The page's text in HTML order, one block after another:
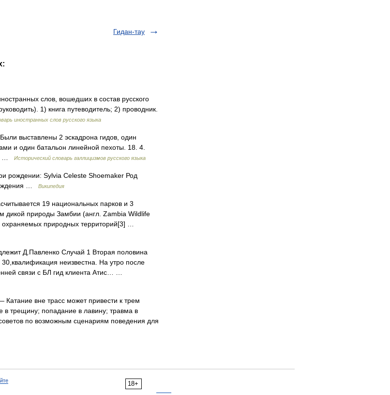
Гидан-тау
слов, вошедших в состав русского
1) книга путеводитель; 2) проводник.
иностранных слов русского языка
выставлены 2 эскадрона гидов, один
и один батальон линейной пехоты. 18. 4.
…
Исторический словарь галлицизмов русского языка
рождении: Sylvia Celeste Shoemaker Род
…
Википедия
19 национальных парков и 3
дикой природы Замбии (англ. Zambia Wildlife
охраняемых природных территорий[3] …
Д.Павленко Случай 1 Вторая половина
неизвестна. На утро после
связи с БЛ гид клиента Атис… …
Катание вне трасс может привести к трем
трещину; попадание в лавину; травма в
по возможным сценариям поведения для
18+